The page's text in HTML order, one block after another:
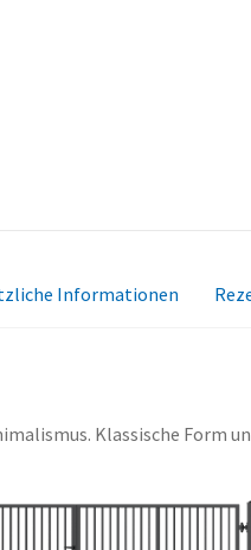
Informationen
Klassische Form